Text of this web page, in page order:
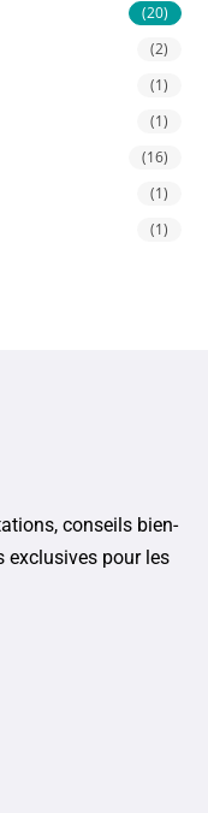
(20)
(2)
(1)
(1)
(16)
(1)
(1)
conseils bien-
exclusives pour les